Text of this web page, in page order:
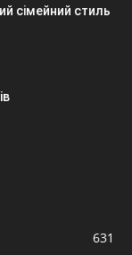
сімейний стиль
631